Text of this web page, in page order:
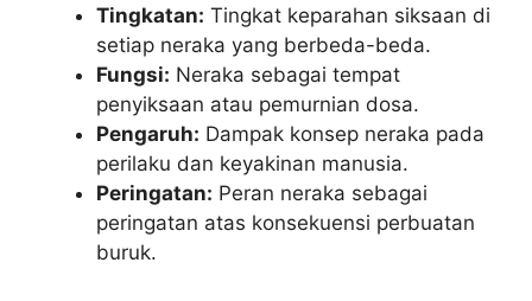
Tingkatan: Tingkat keparahan siksaan di
setiap neraka yang berbeda-beda.
Fungsi: Neraka sebagai tempat
penyiksaan atau pemurnian dosa.
Pengaruh: Dampak konsep neraka pada
perilaku dan keyakinan manusia.
Peringatan: Peran neraka sebagai
peringatan atas konsekuensi perbuatan
buruk.